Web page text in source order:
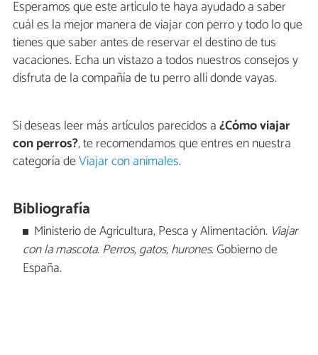
Esperamos que este artículo te haya ayudado a saber
cuál es la mejor manera de viajar con perro y todo lo que
tienes que saber antes de reservar el destino de tus
vacaciones. Echa un vistazo a todos nuestros consejos y
disfruta de la compañía de tu perro allí donde vayas.
Si deseas leer más artículos parecidos a¿Cómo viajar
con perros?, te recomendamos que entres en nuestra
categoría deViajar con animales.
Bibliografía
Ministerio de Agricultura, Pesca y Alimentación. Viajar
con la mascota. Perros, gatos, hurones. Gobierno de
España.